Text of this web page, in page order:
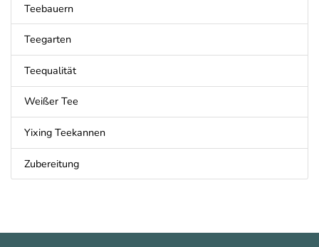
Teebauern
Teegarten
Teequalität
Weißer Tee
Yixing Teekannen
Zubereitung